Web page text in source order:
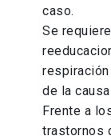
caso.
Se requiere
de la
Frente a
trastornos